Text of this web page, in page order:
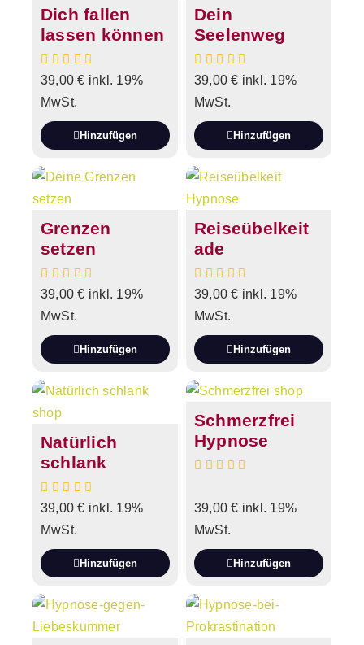
Dich fallen
lassen können
39,00€ inkl. 19%
MwSt.
Hinzufügen
Dein
Seelenweg
39,00€ inkl. 19%
MwSt.
Hinzufügen
Grenzen
setzen
39,00€ inkl. 19%
MwSt.
Hinzufügen
Reiseübelkeit
ade
39,00€ inkl. 19%
MwSt.
Hinzufügen
Natürlich
schlank
39,00€ inkl. 19%
MwSt.
Hinzufügen
Schmerzfrei
Hypnose
39,00€ inkl. 19%
MwSt.
Hinzufügen